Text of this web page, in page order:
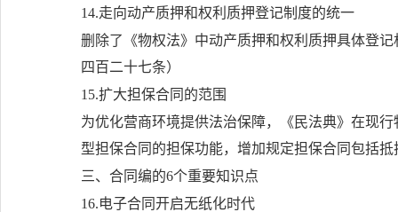
14.走向动产质押和权利质押登记制度的统一
删除了《物权法》中动产质押和权利质押具体登
四百二十七条）
15.扩大担保合同的范围
为优化营商环境提供法治保障，《民法典》在现
型担保合同的担保功能，增加规定担保合同包括
三、合同编的6个重要知识点
16.电子合同开启无纸化时代